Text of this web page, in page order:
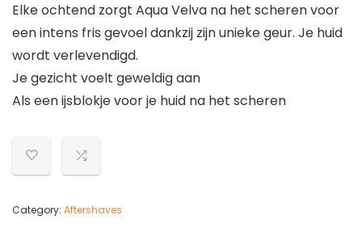
Elke ochtend zorgt Aqua Velva na het scheren voor
een intens fris gevoel dankzij zijn unieke geur. Je huid
wordt verlevendigd.
Je gezicht voelt geweldig aan
Als een ijsblokje voor je huid na het scheren
Category: Aftershaves